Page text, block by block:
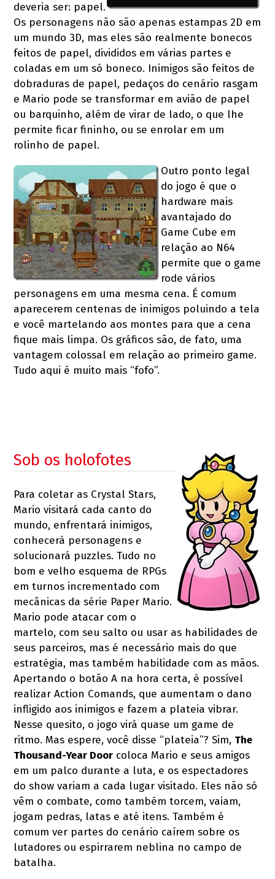
deveria ser: papel.
Os personagens não são apenas estampas 2D em
um mundo 3D, mas eles são realmente bonecos
feitos de papel, divididos em várias partes e
coladas em um só boneco. Inimigos são feitos de
dobraduras de papel, pedaços do cenário rasgam
e Mario pode se transformar em avião de papel
ou barquinho, além de virar de lado, o que lhe
permite ficar fininho, ou se enrolar em um
rolinho de papel.
Outro ponto legal
do jogo é que o
hardware mais
avantajado do
Game Cube em
relação ao N64
permite que o game
rode vários
personagens em uma mesma cena. É comum
aparecerem centenas de inimigos poluindo a tela
e você martelando aos montes para que a cena
fique mais limpa. Os gráficos são, de fato, uma
vantagem colossal em relação ao primeiro game.
Tudo aqui é muito mais “fofo”.
Sob os holofotes
Para coletar as Crystal Stars,
Mario visitará cada canto do
mundo, enfrentará inimigos,
conhecerá personagens e
solucionará puzzles. Tudo no
bom e velho esquema de RPGs
em turnos incrementado com
mecânicas da série Paper Mario.
Mario pode atacar com o
martelo, com seu salto ou usar as habilidades de
seus parceiros, mas é necessário mais do que
estratégia, mas também habilidade com as mãos.
Apertando o botão A na hora certa, é possível
realizar Action Comands, que aumentam o dano
infligido aos inimigos e fazem a plateia vibrar.
Nesse quesito, o jogo virá quase um game de
ritmo. Mas espere, você disse “plateia”? Sim, The
Thousand-Year Door coloca Mario e seus amigos
em um palco durante a luta, e os espectadores
do show variam a cada lugar visitado. Eles não só
vêm o combate, como também torcem, vaiam,
jogam pedras, latas e até itens. Também é
comum ver partes do cenário caírem sobre os
lutadores ou espirrarem neblina no campo de
batalha.